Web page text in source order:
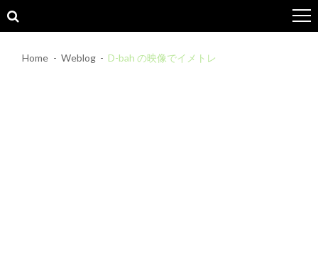
to
to
Home Weblog D-bah の映像でイメトレ